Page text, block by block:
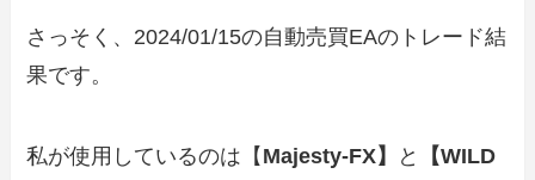
さっそく、2024/01/15の自動売買EAのトレード結
果です。
私が使用しているのは【 Majesty-FX】 と
【WILD